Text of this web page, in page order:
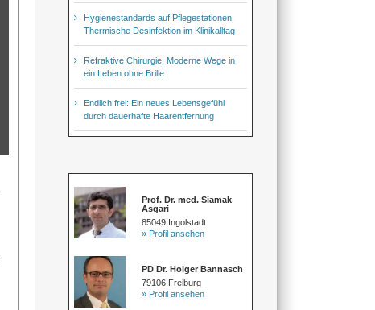
Hygienestandards auf Pflegestationen:
Thermische Desinfektion im Klinikalltag
Refraktive Chirurgie: Moderne Wege in
ein Leben ohne Brille
Endlich frei: Ein neues Lebensgefühl
durch dauerhafte Haarentfernung
Prof. Dr. med. Siamak
Asgari
85049 Ingolstadt
» Profil ansehen
PD Dr. Holger Bannasch
79106 Freiburg
» Profil ansehen